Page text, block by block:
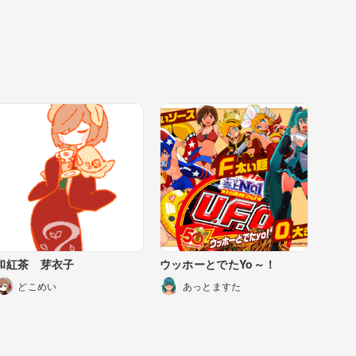
紅茶 芽衣子
どこめい
ウッホーとでたYo～！
あっとますた